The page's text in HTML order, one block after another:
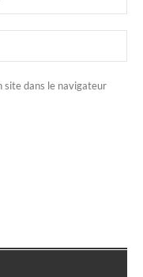
site dans le navigateur